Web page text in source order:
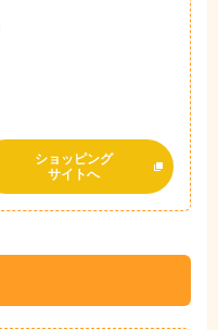
ショッピング
サイトへ